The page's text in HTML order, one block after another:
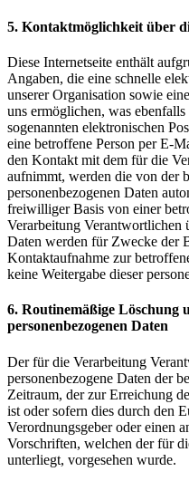
5. Kontaktmöglichkeit über
Diese Internetseite enthält
Angaben, die eine schnelle
unserer Organisation sowie
uns ermöglichen, was
sogenannten elektronischen
eine betroffene Person per E-
den Kontakt mit dem für die
aufnimmt, werden die von der
personenbezogenen Daten
freiwilliger Basis von einer
Verarbeitung Verantwortlichen
Daten werden für Zwecke der
Kontaktaufnahme zur
keine Weitergabe dieser
6. Routinemäßige Löschung
personenbezogenen Daten
Der für die Verarbeitung
personenbezogene Daten der
Zeitraum, der zur Erreichung
ist oder sofern dies durch den
Verordnungsgeber oder einen
Vorschriften, welchen der für
unterliegt, vorgesehen wurde.